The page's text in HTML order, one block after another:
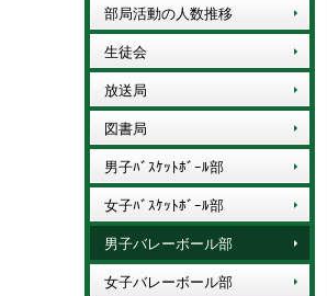
部局活動の人数推移
生徒会
放送局
図書局
男子ﾊﾞｽｹｯﾄﾎﾞｰﾙ部
女子ﾊﾞｽｹｯﾄﾎﾞｰﾙ部
男子バレーボール部
女子バレーボール部